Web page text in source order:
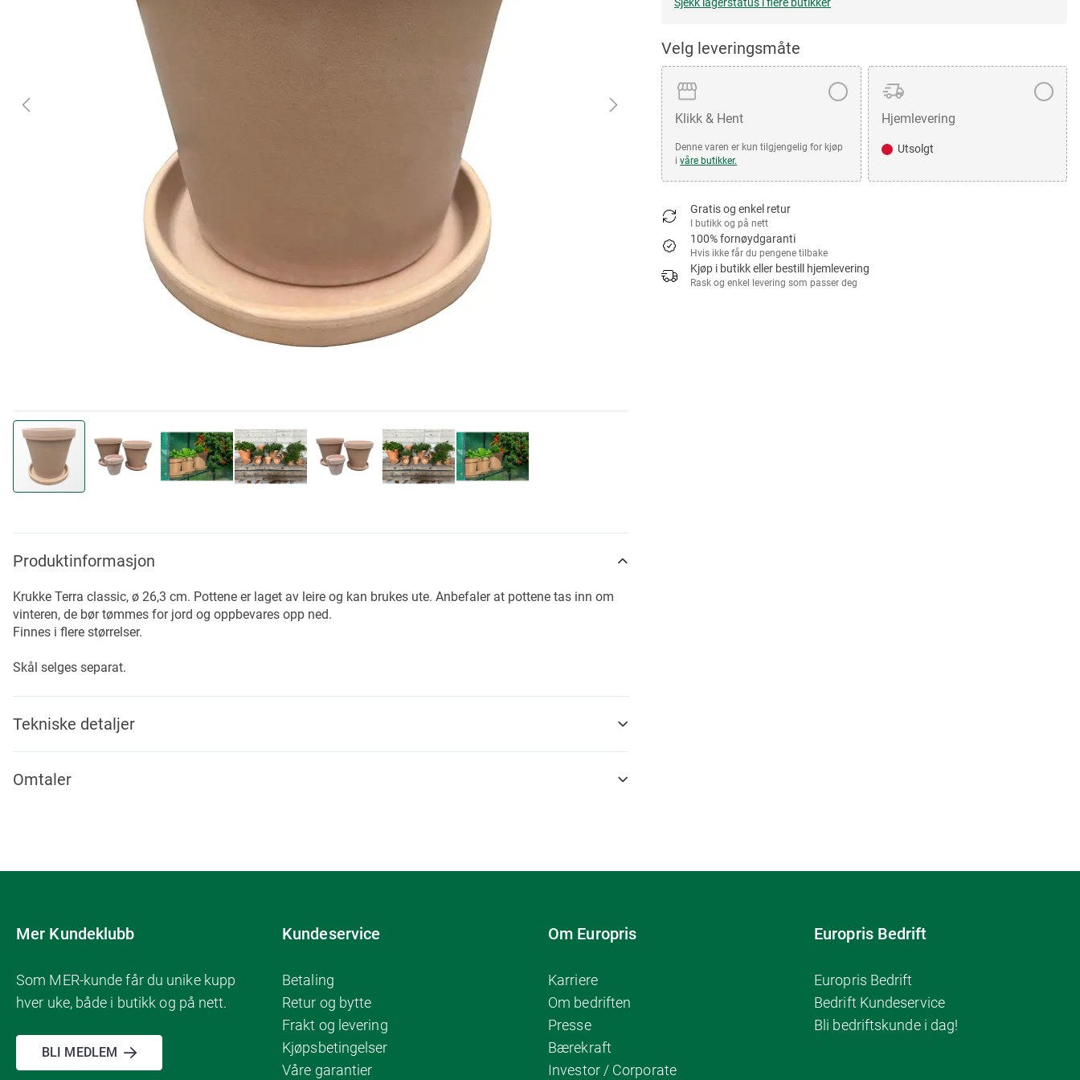
Velg leveringsmåte
Klikk & Hent
Denne varen er kun tilgjengelig for kjøp
ivåre butikker.
Hjemlevering
Utsolgt
Gratis og enkel retur
I butikk og på nett
100% fornøydgaranti
Hvis ikke får du pengene tilbake
Kjøp i butikk eller bestill hjemlevering
Rask og enkel levering som passer deg
the
beginning
the
images
gallery
Produktinformasjon
Krukke Terra classic, ø 26,3 cm. Pottene er laget av leire og kan brukes ute. Anbefaler at pottene tas inn om
vinteren, de bør tømmes for jord og oppbevares opp ned.
Finnes i flere størrelser.
Skål selges separat.
Tekniske detaljer
Omtaler
Mer Kundeklubb
Som MER-kunde får du unike kupp
hver uke, både i butikk og på nett.
BLI MEDLEM
Kundeservice
Betaling
Retur og bytte
Frakt og levering
Kjøpsbetingelser
Våre garantier
Om Europris
Karriere
Om bedriften
Presse
Bærekraft
Investor / Corporate
Europris Bedrift
Europris Bedrift
Bedrift Kundeservice
Bli bedriftskunde i dag!